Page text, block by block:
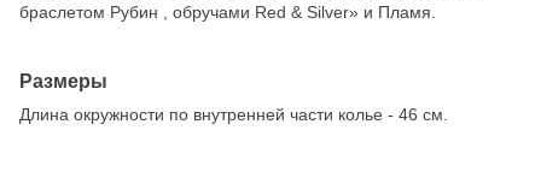
браслетом Рубин , обручами Red & Silver» и Пламя.
Размеры
Длина окружности по внутренней части колье - 46 см.